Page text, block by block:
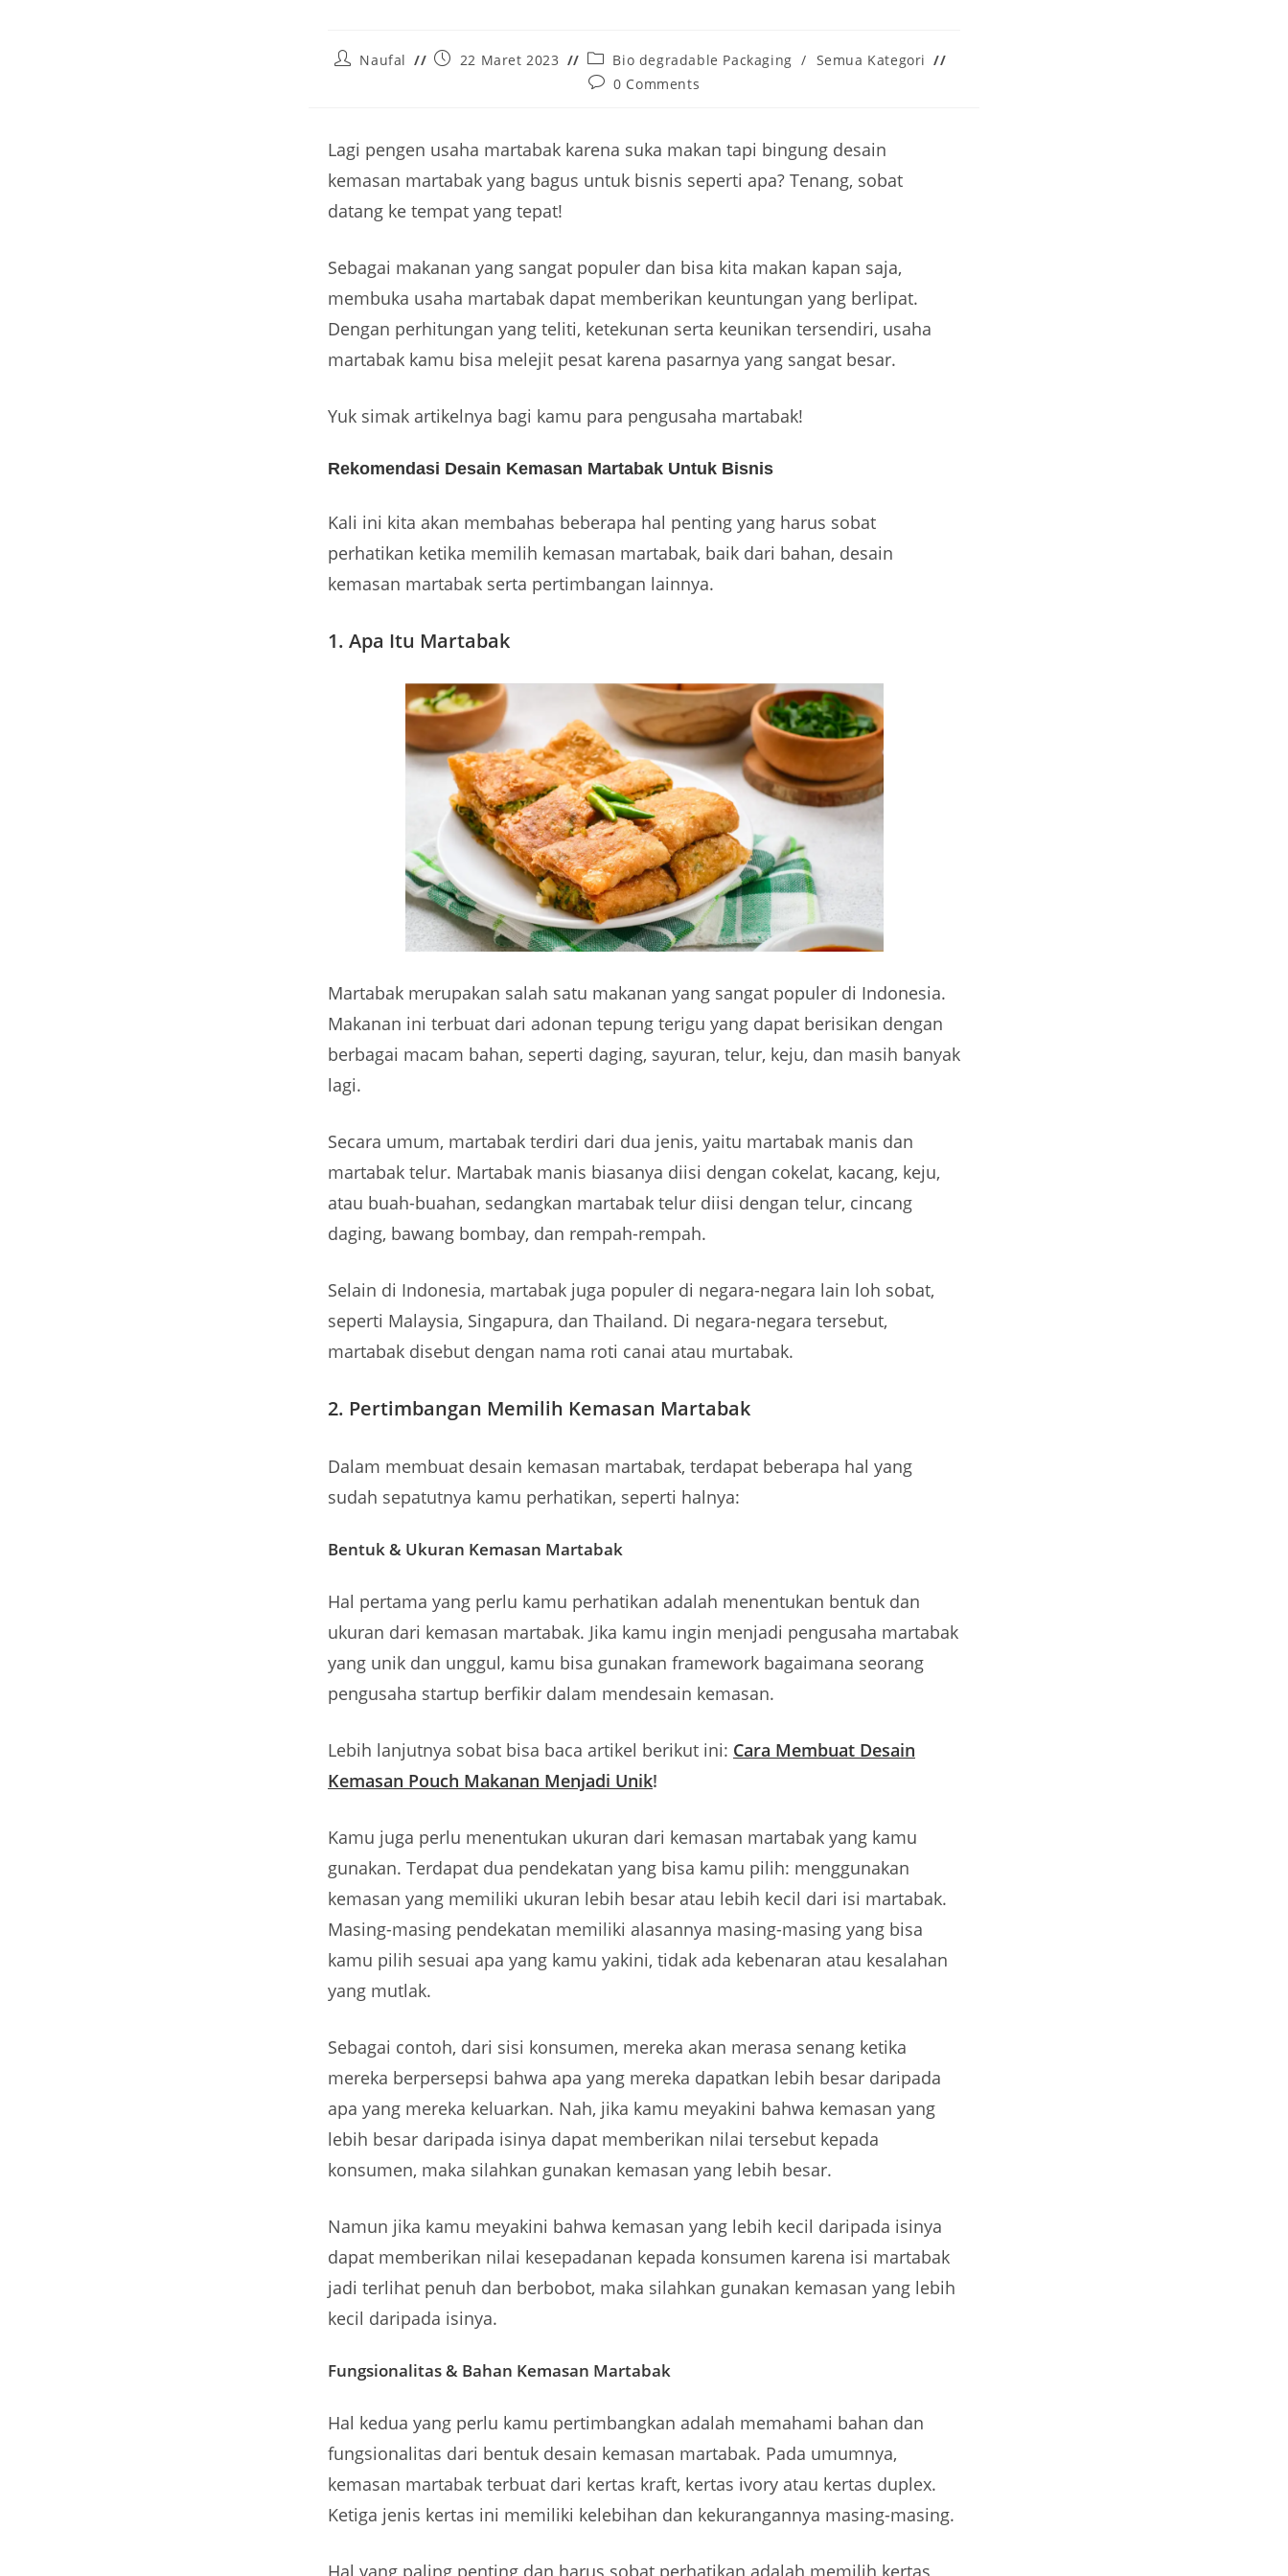
Naufal 22 Maret 2023 Bio degradable Packaging / Semua Kategori
0 Comments
Lagi pengen usaha martabak karena suka makan tapi bingung desain
kemasan martabak yang bagus untuk bisnis seperti apa? Tenang, sobat
datang ke tempat yang tepat!
Sebagai makanan yang sangat populer dan bisa kita makan kapan saja,
membuka usaha martabak dapat memberikan keuntungan yang berlipat.
Dengan perhitungan yang teliti, ketekunan serta keunikan tersendiri, usaha
martabak kamu bisa melejit pesat karena pasarnya yang sangat besar.
Yuk simak artikelnya bagi kamu para pengusaha martabak!
Rekomendasi Desain Kemasan Martabak Untuk Bisnis
Kali ini kita akan membahas beberapa hal penting yang harus sobat
perhatikan ketika memilih kemasan martabak, baik dari bahan, desain
kemasan martabak serta pertimbangan lainnya.
1. Apa Itu Martabak
Martabak merupakan salah satu makanan yang sangat populer di Indonesia.
Makanan ini terbuat dari adonan tepung terigu yang dapat berisikan dengan
berbagai macam bahan, seperti daging, sayuran, telur, keju, dan masih banyak
lagi.
Secara umum, martabak terdiri dari dua jenis, yaitu martabak manis dan
martabak telur. Martabak manis biasanya diisi dengan cokelat, kacang, keju,
atau buah-buahan, sedangkan martabak telur diisi dengan telur, cincang
daging, bawang bombay, dan rempah-rempah.
Selain di Indonesia, martabak juga populer di negara-negara lain loh sobat,
seperti Malaysia, Singapura, dan Thailand. Di negara-negara tersebut,
martabak disebut dengan nama roti canai atau murtabak.
2. Pertimbangan Memilih Kemasan Martabak
Dalam membuat desain kemasan martabak, terdapat beberapa hal yang
sudah sepatutnya kamu perhatikan, seperti halnya:
Bentuk & Ukuran Kemasan Martabak
Hal pertama yang perlu kamu perhatikan adalah menentukan bentuk dan
ukuran dari kemasan martabak. Jika kamu ingin menjadi pengusaha martabak
yang unik dan unggul, kamu bisa gunakan framework bagaimana seorang
pengusaha startup berfikir dalam mendesain kemasan.
Lebih lanjutnya sobat bisa baca artikel berikut ini: Cara Membuat Desain
Kemasan Pouch Makanan Menjadi Unik!
Kamu juga perlu menentukan ukuran dari kemasan martabak yang kamu
gunakan. Terdapat dua pendekatan yang bisa kamu pilih: menggunakan
kemasan yang memiliki ukuran lebih besar atau lebih kecil dari isi martabak.
Masing-masing pendekatan memiliki alasannya masing-masing yang bisa
kamu pilih sesuai apa yang kamu yakini, tidak ada kebenaran atau kesalahan
yang mutlak.
Sebagai contoh, dari sisi konsumen, mereka akan merasa senang ketika
mereka berpersepsi bahwa apa yang mereka dapatkan lebih besar daripada
apa yang mereka keluarkan. Nah, jika kamu meyakini bahwa kemasan yang
lebih besar daripada isinya dapat memberikan nilai tersebut kepada
konsumen, maka silahkan gunakan kemasan yang lebih besar.
Namun jika kamu meyakini bahwa kemasan yang lebih kecil daripada isinya
dapat memberikan nilai kesepadanan kepada konsumen karena isi martabak
jadi terlihat penuh dan berbobot, maka silahkan gunakan kemasan yang lebih
kecil daripada isinya.
Fungsionalitas & Bahan Kemasan Martabak
Hal kedua yang perlu kamu pertimbangkan adalah memahami bahan dan
fungsionalitas dari bentuk desain kemasan martabak. Pada umumnya,
kemasan martabak terbuat dari kertas kraft, kertas ivory atau kertas duplex.
Ketiga jenis kertas ini memiliki kelebihan dan kekurangannya masing-masing.
Hal yang paling penting dan harus sobat perhatikan adalah memilih kertas